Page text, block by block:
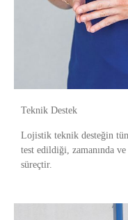
Teknik Destek
Lojistik teknik desteğin tüm
test edildiği, zamanında
süreçtir.